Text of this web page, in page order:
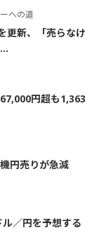
への道
更新、「売らなけ
円超も1,363
円売りが急減
／円を予想する